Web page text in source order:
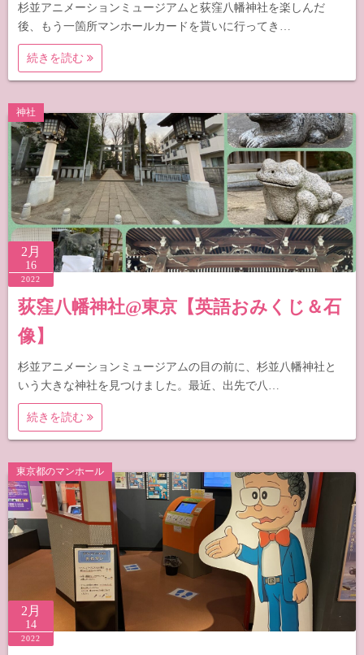
杉並アニメーションミュージアムと荻窪八幡神社を楽しんだ
後、もう一箇所マンホールカードを貰いに行ってき…
続きを読む
神社
2月
16
2022
荻窪八幡神社@東京【英語おみくじ＆石
像】
杉並アニメーションミュージアムの目の前に、杉並八幡神社と
いう大きな神社を見つけました。最近、出先で八…
続きを読む
東京都のマンホール
2月
14
2022